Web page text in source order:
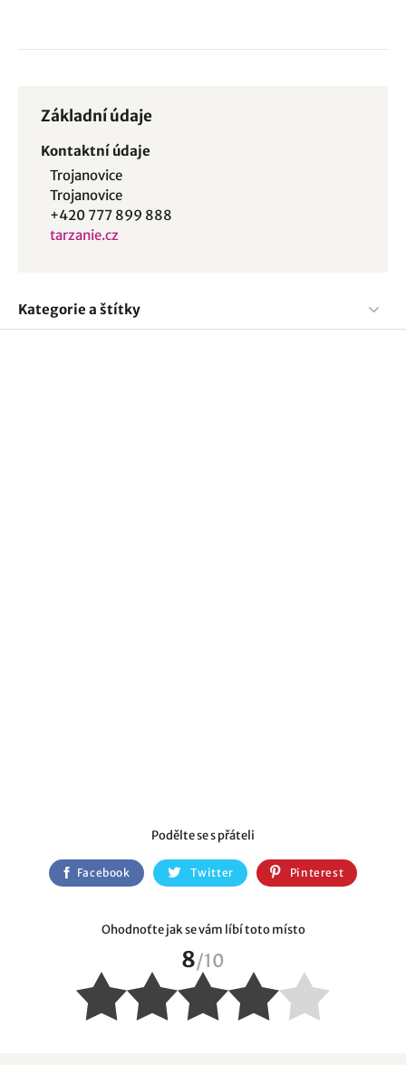
Základní údaje
Kontaktní údaje
Trojanovice
Trojanovice
+420 777 899 888
tarzanie.cz
Kategorie a štítky
Ohodnoťte jak se vám líbí toto místo
8/10
Podělte se s přáteli
Facebook Twitter Pinterest